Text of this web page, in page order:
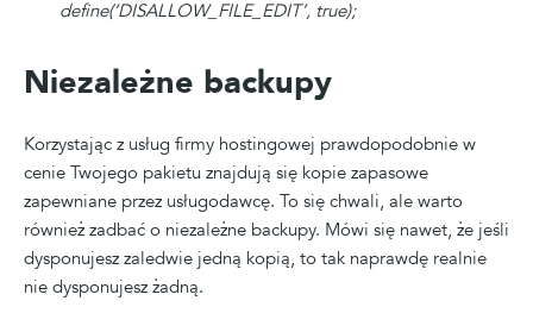
define(‘DISALLOW_FILE_EDIT’, true);
Niezależne backupy
Korzystając z usług firmy hostingowej prawdopodobnie w
cenie Twojego pakietu znajdują się kopie zapasowe
zapewniane przez usługodawcę. To się chwali, ale warto
również zadbać o niezależne backupy. Mówi się nawet, że jeśli
dysponujesz zaledwie jedną kopią, to tak naprawdę realnie
nie dysponujesz żadną.